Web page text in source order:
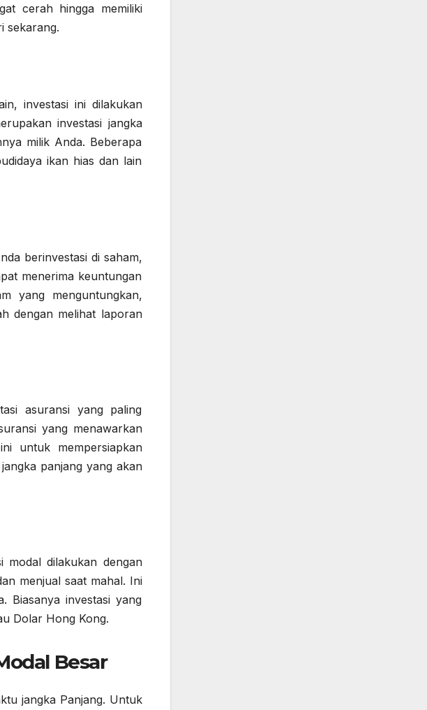
cerah hingga memiliki
sekarang.
investasi ini dilakukan
investasi jangka
milik Anda. Beberapa
ikan hias dan lain
berinvestasi di saham,
menerima keuntungan
yang menguntungkan,
dengan melihat laporan
asuransi yang paling
yang menawarkan
untuk mempersiapkan
panjang yang akan
modal dilakukan dengan
menjual saat mahal. Ini
Biasanya investasi yang
Dolar Hong Kong.
Besar
jangka Panjang. Untuk